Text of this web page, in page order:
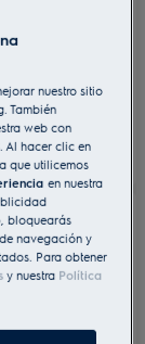
nuestro sitio
También
web con
Al hacer clic en
que utilicemos
en nuestra
bloquearás
navegación y
Para obtener
y nuestra Política